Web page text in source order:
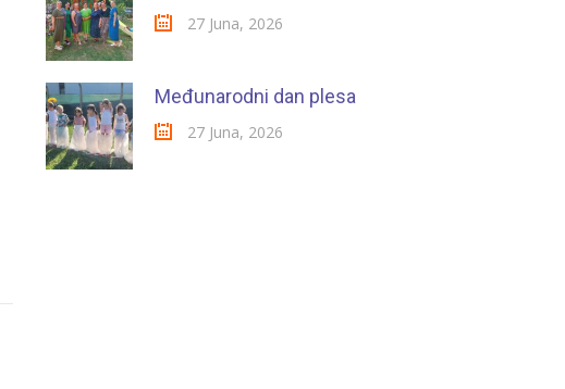
27 Juna, 2026
Međunarodni dan plesa
27 Juna, 2026